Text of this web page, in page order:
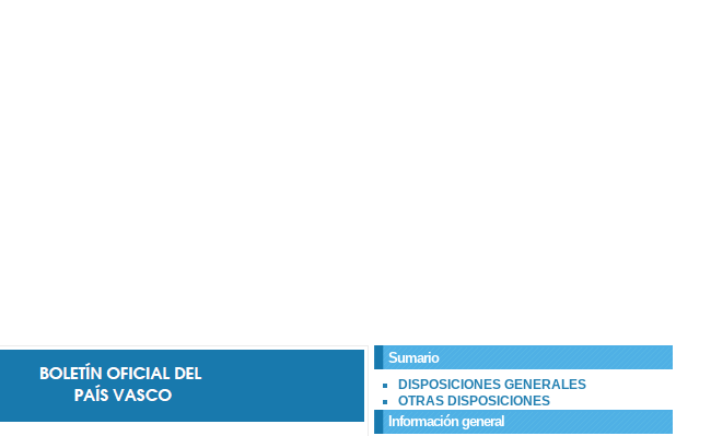
Sumario
DISPOSICIONES GENERALES
OTRAS DISPOSICIONES
Información general